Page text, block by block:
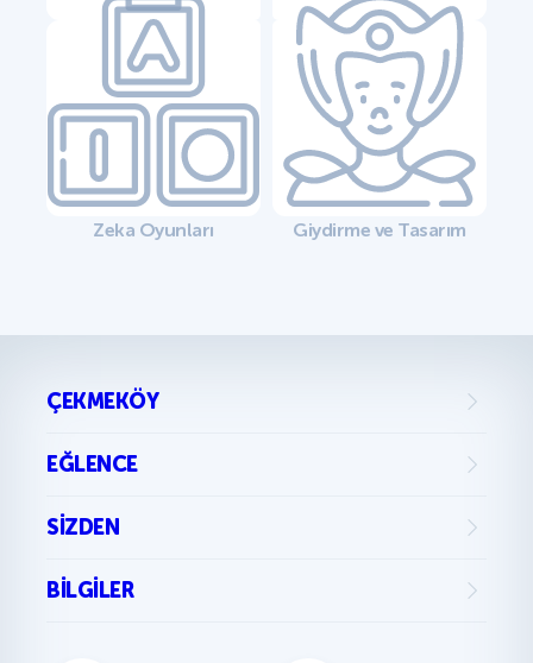
Yarış Oyunları Boyama Oyunları
Zeka Oyunları Giydirme ve Tasarım
ÇEKMEKÖY
EĞLENCE
SIZDEN
BILGILER